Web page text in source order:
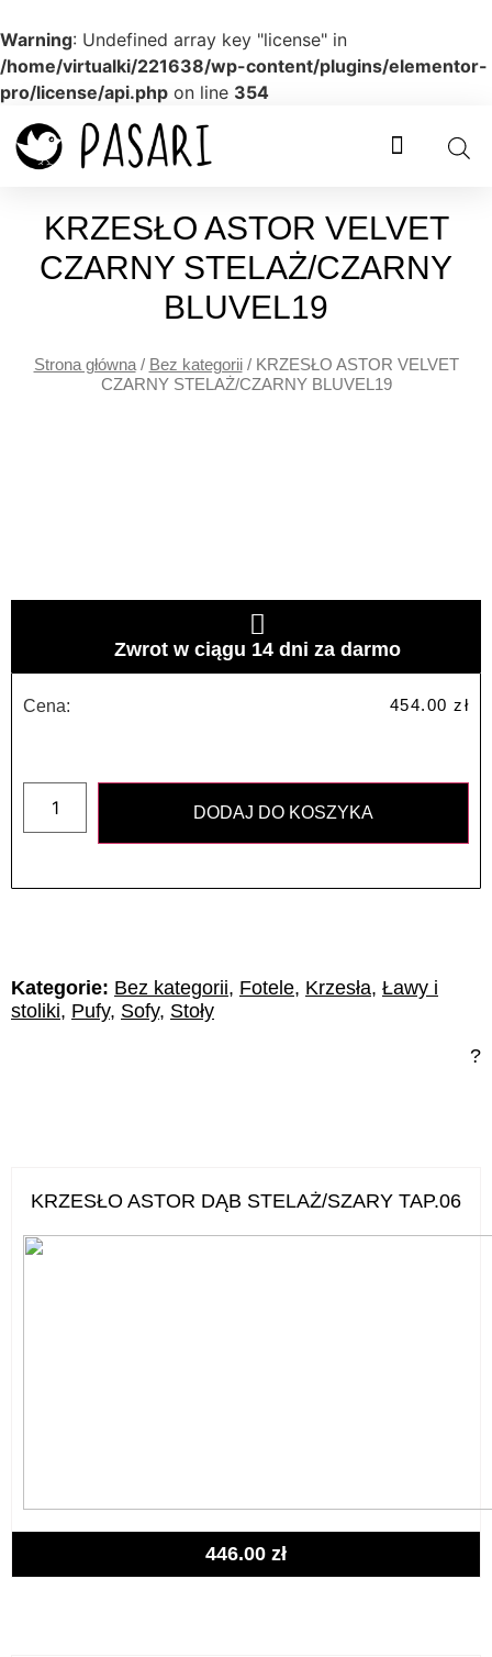
Warning: Undefined array key "license" in
/home/virtualki/221638/wp-content/plugins/elementor-
pro/license/api.php on line 354
KRZESŁO ASTOR VELVET
CZARNY STELAŻ/CZARNY
BLUVEL19
Strona główna/ Bez kategorii/ KRZESŁO ASTOR VELVET
CZARNY STELAŻ/CZARNY BLUVEL19
Zwrot w ciągu 14 dni za darmo
Cena: 454.00 zł
DODAJ DO KOSZYKA
Kategorie: Bez kategorii, Fotele, Krzesła, Ławy i
stoliki, Pufy, Sofy, Stoły
?
KRZESŁO ASTOR DĄB STELAŻ/SZARY TAP.06
446.00 zł